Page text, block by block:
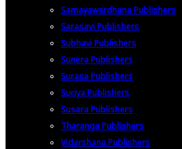
Samayawardhana Publishers
Sarasavi Publishers
Subhavi Publishers
Sunera Publishers
Surasa Publishers
Suriya Publishers
Susara Publishers
Tharanga Publishers
Vidarshana Publishers